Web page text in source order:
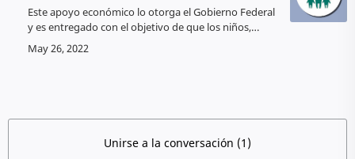
Este apoyo económico lo otorga el Gobierno Federal
y es entregado con el objetivo de que los niños,
niñas y adolescentes que estudian en un nivel básico
preescolar, primaria y/o se…
Unirse a la conversación (1)